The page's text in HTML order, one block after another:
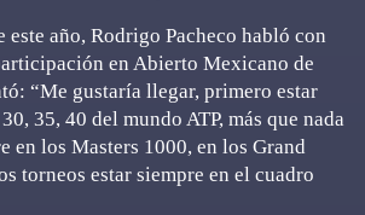
este año, Rodrigo Pacheco habló con
en Abierto Mexicano de
“Me gustaría llegar, primero estar
35, 40 del mundo ATP, más que nada
en los Masters 1000, en los Grand
torneos estar siempre en el cuadro